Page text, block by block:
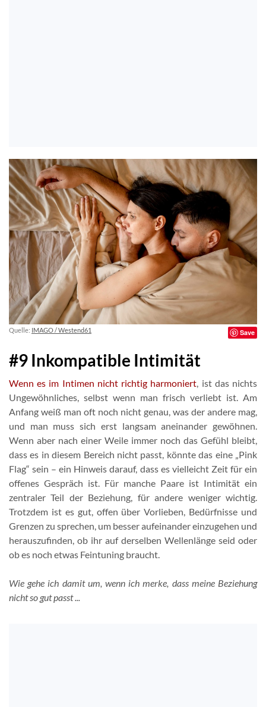
Quelle: IMAGO / Westend61 Save
#9 Inkompatible Intimität
Wenn es im Intimen nicht richtig harmoniert, ist das nichts
Ungewöhnliches, selbst wenn man frisch verliebt ist. Am
Anfang weiß man oft noch nicht genau, was der andere mag,
und man muss sich erst langsam aneinander gewöhnen.
Wenn aber nach einer Weile immer noch das Gefühl bleibt,
dass es in diesem Bereich nicht passt, könnte das eine „Pink
Flag“ sein – ein Hinweis darauf, dass es vielleicht Zeit für ein
offenes Gespräch ist. Für manche Paare ist Intimität ein
zentraler Teil der Beziehung, für andere weniger wichtig.
Trotzdem ist es gut, offen über Vorlieben, Bedürfnisse und
Grenzen zu sprechen, um besser aufeinander einzugehen und
herauszufinden, ob ihr auf derselben Wellenlänge seid oder
ob es noch etwas Feintuning braucht.
Wie gehe ich damit um, wenn ich merke, dass meine Beziehung
nicht so gut passt ...